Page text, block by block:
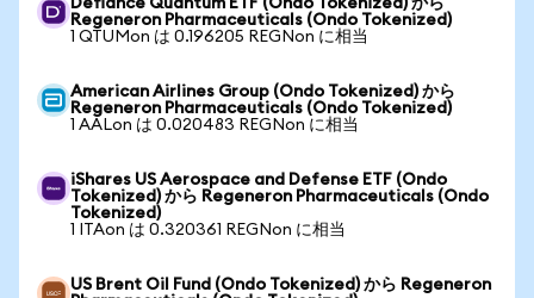
Defiance Quantum ETF (Ondo Tokenized) から
Regeneron Pharmaceuticals (Ondo Tokenized)
1 QTUMon は 0.196205 REGNon に相当
American Airlines Group (Ondo Tokenized) から
Regeneron Pharmaceuticals (Ondo Tokenized)
1 AALon は 0.020483 REGNon に相当
iShares US Aerospace and Defense ETF (Ondo
Tokenized) から Regeneron Pharmaceuticals (Ondo
Tokenized)
1 ITAon は 0.320361 REGNon に相当
US Brent Oil Fund (Ondo Tokenized) から Regeneron